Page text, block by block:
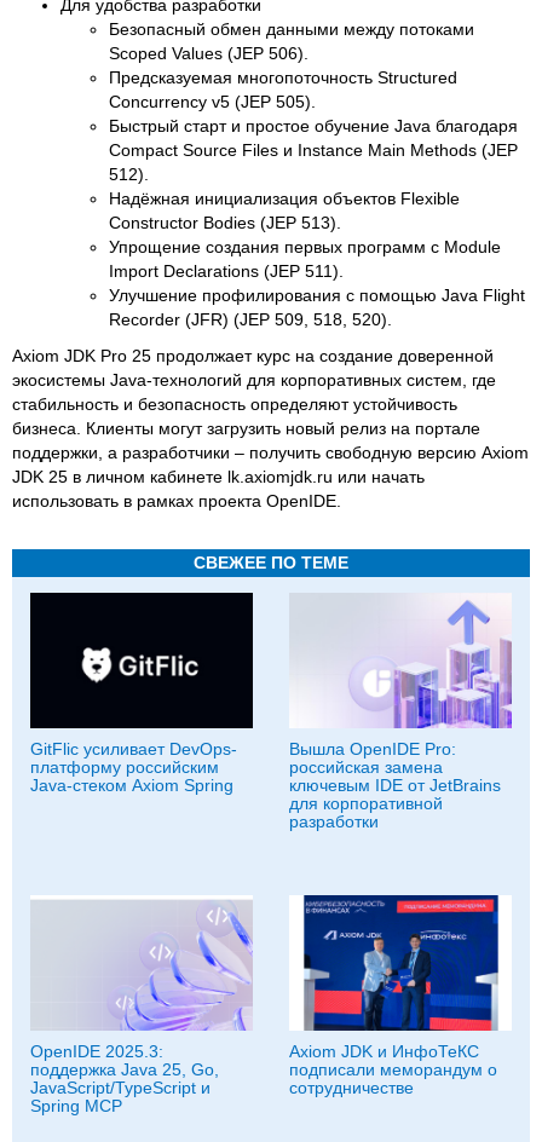
Для удобства разработки
Безопасный обмен данными между потоками
Scoped Values (JEP 506).
Предсказуемая многопоточность Structured
Concurrency v5 (JEP 505).
Быстрый старт и простое обучение Java благодаря
Compact Source Files и Instance Main Methods (JEP
512).
Надёжная инициализация объектов Flexible
Constructor Bodies (JEP 513).
Упрощение создания первых программ с Module
Import Declarations (JEP 511).
Улучшение профилирования с помощью Java Flight
Recorder (JFR) (JEP 509, 518, 520).
Axiom JDK Pro 25 продолжает курс на создание доверенной
экосистемы Java-технологий для корпоративных систем, где
стабильность и безопасность определяют устойчивость
бизнеса. Клиенты могут загрузить новый релиз на портале
поддержки, а разработчики – получить свободную версию Axiom
JDK 25 в личном кабинете lk.axiomjdk.ru или начать
использовать в рамках проекта OpenIDE.
СВЕЖЕЕ ПО ТЕМЕ
GitFlic усиливает DevOps-
платформу российским
Java-стеком Axiom Spring
Вышла OpenIDE Pro:
российская замена
ключевым IDE от JetBrains
для корпоративной
разработки
OpenIDE 2025.3:
поддержка Java 25, Go,
JavaScript/TypeScript и
Spring MCP
Axiom JDK и ИнфоТеКС
подписали меморандум о
сотрудничестве